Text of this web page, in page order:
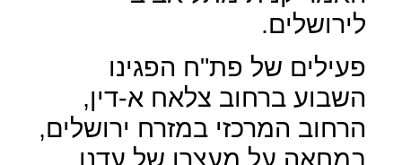
לירושלים.
פעילים של פת"ח הפגינו
השבוע ברחוב צלאח א-דין,
הרחוב המרכזי במזרח ירושלים,
במחאה על מעצרו של עדנן